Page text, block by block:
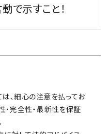
で示すこと！
、細心の注意を払ってお
・完全性・最新性を保証